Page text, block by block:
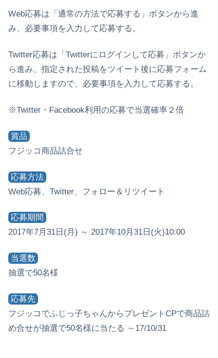
Web応募は「通常の方法で応募する」ボタンから進
み、必要事項を入力して応募する。
Twitter応募は「Twitterにログインして応募」ボタンか
ら進み、指定された投稿をツイート後に応募フォーム
に移動しますので、必要事項を入力して応募する。
※Twitter・Facebook利用の応募で当選確率２倍
賞品
フジッコ商品詰合せ
応募方法
Web応募、Twitter、フォロー＆リツイート
応募期間
2017年7月31日(月) ～ 2017年10月31日(火)10:00
当選数
抽選で50名様
応募先
フジッコでふじっ子ちゃんからプレゼントCPで商品詰
め合せが抽選で50名様に当たる ～17/10/31